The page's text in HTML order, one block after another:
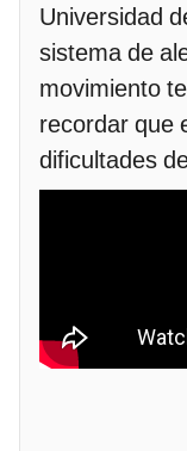
Universidad
sistema de
movimiento
recordar que
dificultades